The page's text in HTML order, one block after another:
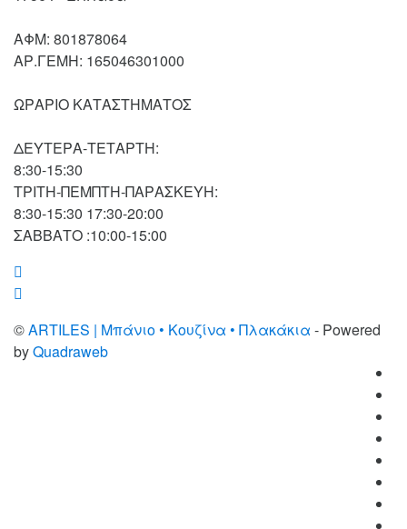
ΑΦΜ: 801878064
ΑΡ.ΓΕΜΗ: 165046301000
ΩΡΑΡΙΟ ΚΑΤΑΣΤΗΜΑΤΟΣ
ΔΕΥΤΕΡΑ-ΤΕΤΑΡΤΗ:
8:30-15:30
ΤΡΙΤΗ-ΠΕΜΠΤΗ-ΠΑΡΑΣΚΕΥΗ:
8:30-15:30 17:30-20:00
ΣΑΒΒΑΤΟ :10:00-15:00
©ARTILES | Μπάνιο • Κουζίνα • Πλακάκια - Powered
byQuadraweb